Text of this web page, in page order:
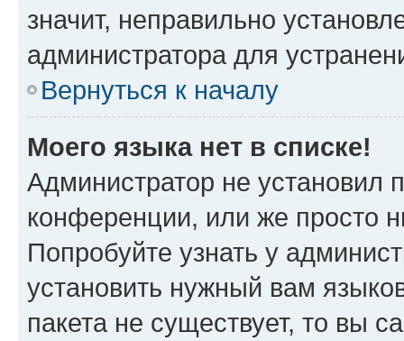
значит, неправильно
администратора для
Вернуться к началу
Моего языка нет в списке!
Администратор не установил
конференции, или же просто
Попробуйте узнать у
установить нужный вам
пакета не существует, то вы